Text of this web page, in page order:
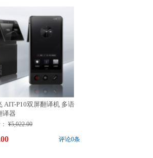
AIT-P10双屏翻译机 多语
译器
¥5,022.00
评论0条